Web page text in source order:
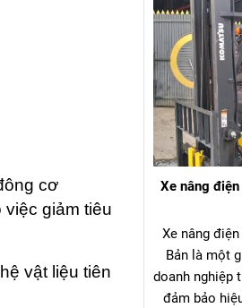
cơ
giảm tiêu
vật liệu tiên
Xe nâng
Xe nâng
Bản là một
doanh nghiệp
đảm bảo